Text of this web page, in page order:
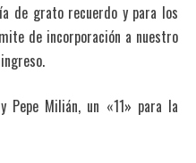
de grato recuerdo y para los
de incorporación a nuestro
Pepe Milián, un «11» para la